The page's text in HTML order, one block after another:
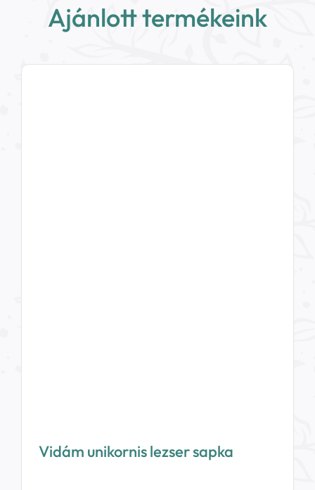
Ajánlott termékeink
Vidám unikornis lezser sapka